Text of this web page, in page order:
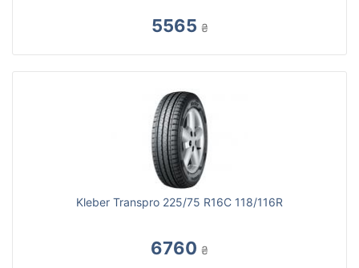
5565 ₴
Kleber Transpro 225/75 R16C 118/116R
6760 ₴